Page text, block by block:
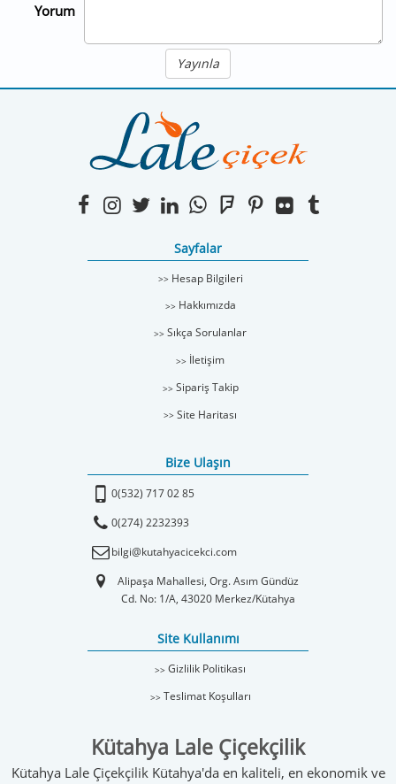
Yorum
Yayınla
Sayfalar
Hesap Bilgileri
Hakkımızda
Sıkça Sorulanlar
İletişim
Sipariş Takip
Site Haritası
Bize Ulaşın
0(532) 717 02 85
0(274) 2232393
bilgi@kutahyacicekci.com
Alipaşa Mahallesi, Org. Asım Gündüz
Cd. No: 1/A, 43020 Merkez/Kütahya
Site Kullanımı
Gizlilik Politikası
Teslimat Koşulları
Kütahya Lale Çiçekçilik
Kütahya Lale Çiçekçilik Kütahya'da en kaliteli, en ekonomik ve